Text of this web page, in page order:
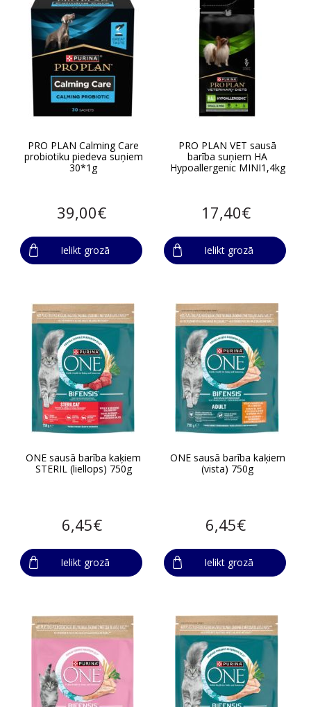
PRO PLAN Calming Care
probiotiku piedeva suņiem
30*1g
39,00€
Ielikt grozā
PRO PLAN VET sausā
barība suņiem HA
Hypoallergenic MINI1,4kg
17,40€
Ielikt grozā
ONE sausā barība kaķiem
STERIL (liellops) 750g
6,45€
Ielikt grozā
ONE sausā barība kaķiem
(vista) 750g
6,45€
Ielikt grozā